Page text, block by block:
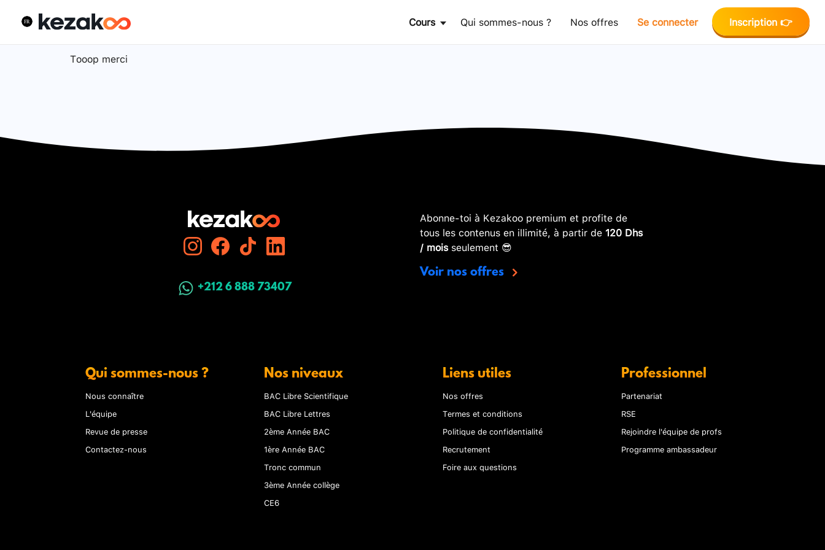
Cours Qui sommes-nous ? Nos offres Se connecter Inscription 👉
Tooop merci
+212 6 888 73407
Abonne-toi à Kezakoo premium et profite de
tous les contenus en illimité, à partir de 120 Dhs
/ moisseulement 😎
Voir nos offres
Qui sommes-nous ?
Nous connaître
L'équipe
Revue de presse
Contactez-nous
Nos niveaux
BAC Libre Scientifique
BAC Libre Lettres
2ème Année BAC
1ère Année BAC
Tronc commun
3ème Année collège
CE6
Liens utiles
Nos offres
Termes et conditions
Politique de confidentialité
Recrutement
Foire aux questions
Professionnel
Partenariat
RSE
Rejoindre l'équipe de profs
Programme ambassadeur